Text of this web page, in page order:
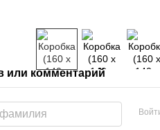
или комментарий